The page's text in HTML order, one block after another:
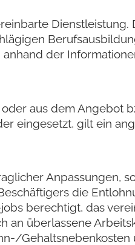
der
aus dem Angebot
eingesetzt, gilt ein
Anpassungen,
die
berechtigt, das
an überlassene
Gehaltsnebenkosten